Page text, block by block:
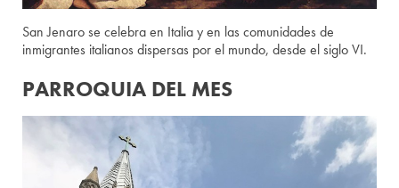
San Jenaro se celebra en Italia y en las comunidades de
inmigrantes italianos dispersas por el mundo, desde el siglo VI.
PARROQUIA DEL MES